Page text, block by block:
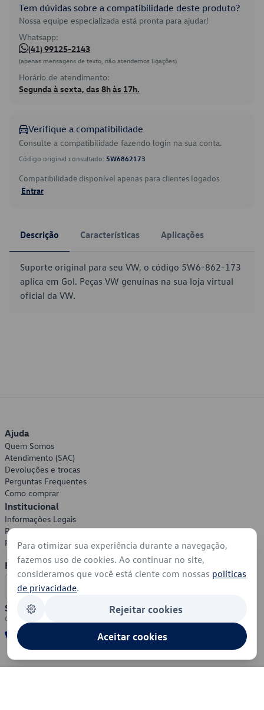
Tem dúvidas sobre a compatibilidade deste produto?
Nossa equipe especializada está pronta para ajudar!
Whatsapp:
(41) 99125-2143
(apenas mensagens de texto, não atendemos ligações)
Horário de atendimento:
Segunda à sexta, das 8h às 17h.
Verifique a compatibilidade
Consulte a compatibilidade fazendo login na sua conta.
Código original consultado: 5W6862173
Compatibilidade disponível apenas para clientes logados.
Entrar
Descrição Características Aplicações
Suporte original para seu VW, o código 5W6-862-173
aplica em Gol. Peças VW genuínas na sua loja virtual
oficial da VW.
Ajuda
Quem Somos
Atendimento (SAC)
Devoluções e trocas
Perguntas Frequentes
Como comprar
Institucional
Informações Legais
Política de Privacidade
Política de Cookies
Formas de Pagamento
Segurança
Para otimizar sua experiência durante a navegação,
fazemos uso de cookies. Ao continuar no site,
consideramos que você está ciente com nossas políticas
de privacidade.
Rejeitar cookies
Aceitar cookies